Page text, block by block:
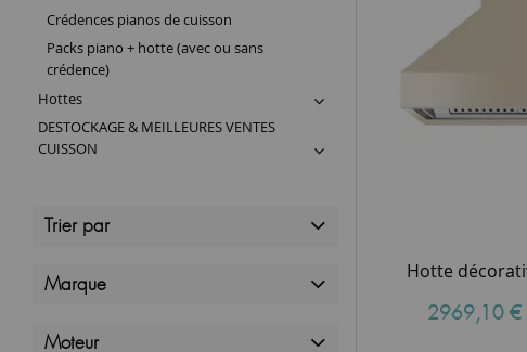
Crédences pianos de cuisson
Packs piano + hotte (avec ou sans
crédence)
Hottes
DESTOCKAGE & MEILLEURES VENTES
CUISSON
Trier par
Marque
Moteur
2969,10 €